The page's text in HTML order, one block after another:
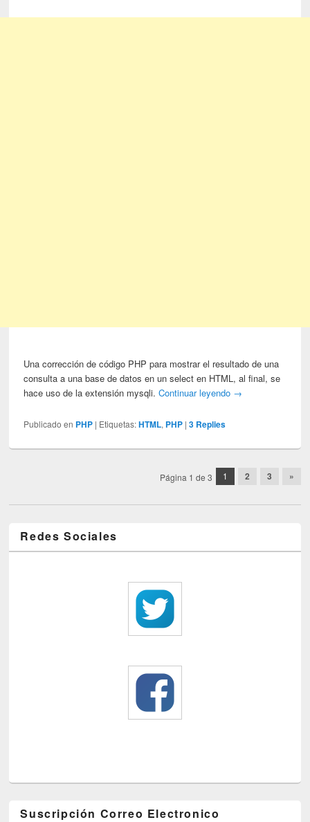
Una corrección de código PHP para mostrar el resultado de una
consulta a una base de datos en un select en HTML, al final, se
hace uso de la extensión mysqli.Continuar leyendo →
Publicado en PHP | Etiquetas: HTML, PHP |3 Replies
Página 1 de 3 1 2 3 »
Redes Sociales
Suscripción Correo Electronico